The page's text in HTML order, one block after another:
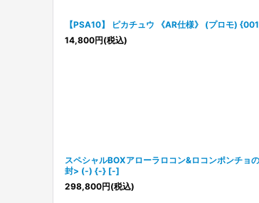
【PSA10】 ピカチュウ 《AR仕様》 (プロモ)
14,800円(税込)
スペシャルBOXアローラロコン&ロコンポンチョ
封> (-) {-} [-]
298,800円(税込)